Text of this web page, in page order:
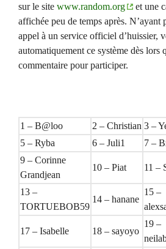
sur le site www.random.org
et une
affichée peu de temps après. N’ayant
appel à un service officiel d’huissier,
automatiquement ce système dès lors
commentaire pour participer.
1 – B@loo 2 – Christian 3 –
5 – Ryba
6 – Juli1 7 –
9 – Corinne
Grandjean
10 – Piat 11 –
13 –
TORTUEBOB59
14 – hanane
15 –
17 – Isabelle 18 – sayoyo
19 –